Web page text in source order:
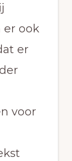
er ook
er
voor